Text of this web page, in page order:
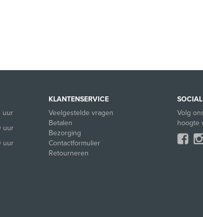
uur
uur
uur
KLANTENSERVICE
Veelgestelde vragen
Betalen
Bezorging
Contactformulier
Retourneren
Volg
hoogte